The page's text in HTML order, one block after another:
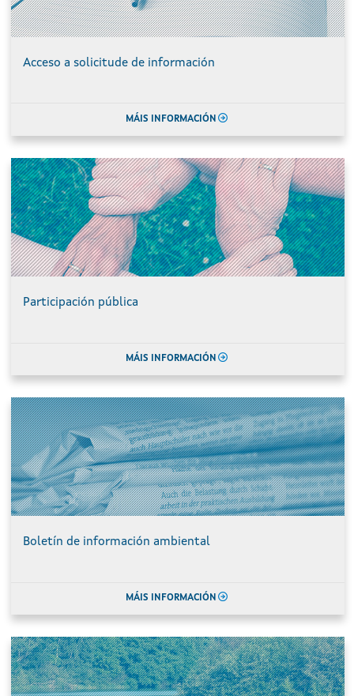
Acceso a solicitude de información
MÁIS INFORMACIÓN
Participación pública
MÁIS INFORMACIÓN
Boletín de información ambiental
MÁIS INFORMACIÓN